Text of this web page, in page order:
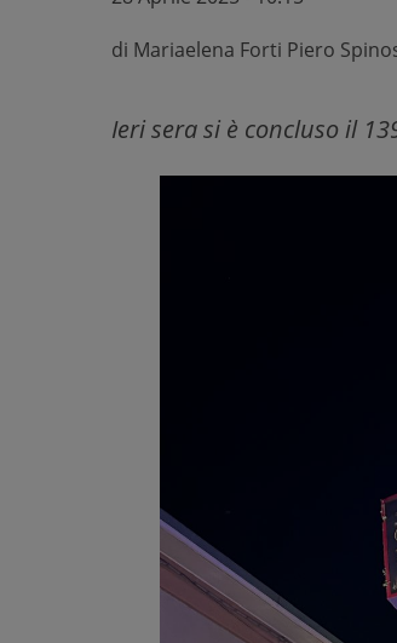
di Mariaelena Forti Piero
Ieri sera si è concluso il